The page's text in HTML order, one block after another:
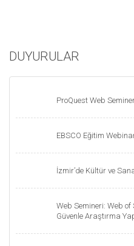
DUYURULAR
ProQuest Web
EBSCO Eğitim
İzmir’de Kültür ve
Web Semineri: Web
Güvenle Araştırma